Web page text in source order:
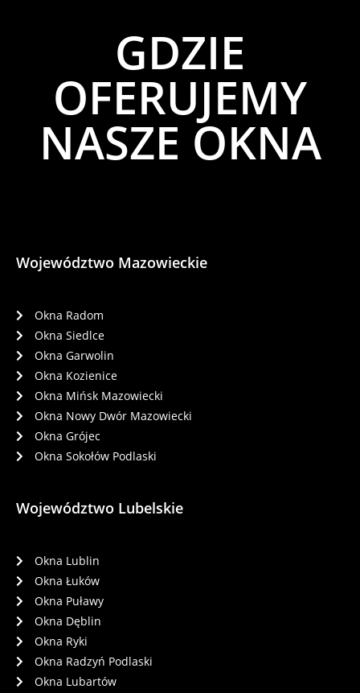
GDZIE
OFERUJEMY
NASZE OKNA
Województwo Mazowieckie
Okna Radom
Okna Siedlce
Okna Garwolin
Okna Kozienice
Okna Mińsk Mazowiecki
Okna Nowy Dwór Mazowiecki
Okna Grójec
Okna Sokołów Podlaski
Województwo Lubelskie
Okna Lublin
Okna Łuków
Okna Puławy
Okna Dęblin
Okna Ryki
Okna Radzyń Podlaski
Okna Lubartów